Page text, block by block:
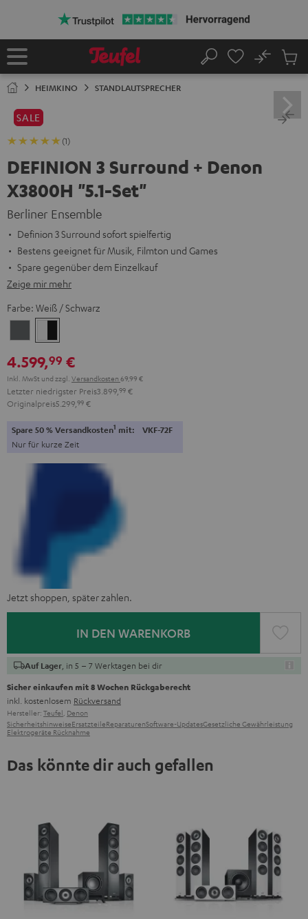
Startseite Suche
No
HEIMKINO STANDLAUTSPRECHER
SALE
(1)
DEFINION 3 Surround + Denon
X3800H "5.1-Set"
Berliner Ensemble
Definion 3 Surround sofort spielfertig
Bestens geeignet für Musik, Filmton und Games
Spare gegenüber dem Einzelkauf
Zeige mir mehr
Farbe: Weiß / Schwarz
/
Schwarz
4.599,99 €
Inkl. MwSt und zzgl. Versandkosten 69,99 €
Letzter niedrigster Preis3.899, 99 €
Originalpreis5.299, 99 €
Spare 50 % Versandkosten1 mit: VKF-72F
Nur für kurze Zeit
Jetzt shoppen, später zahlen.
IN DEN WARENKORB
Auf Lager , in 5 – 7 Werktagen bei dir
Sicher einkaufen mit 8 Wochen Rückgaberecht
inkl. kostenlosem Rückversand
Hersteller: Teufel Denon
SicherheitshinweiseErsatzteileReparaturenSoftware-UpdatesGesetzliche Gewährleistung
Elektrogeräte Rücknahme
Das könnte dir auch gefallen